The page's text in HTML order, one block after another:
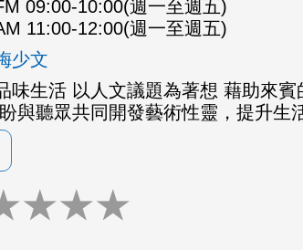
09:00-10:00(週一至週五)
11:00-12:00(週一至週五)
少文
味生活 以人文議題為著想 藉助來賓
與聽眾共同開發藝術性靈，提升生
★★★